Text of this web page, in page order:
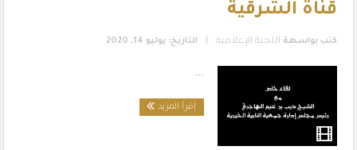
قناة الشرقية
كتب بواسطة اللجنة الإعلامية التاريخ: يوليو 14, 2020
...
إقرأ المزيد